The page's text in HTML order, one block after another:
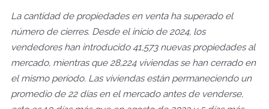
La cantidad de propiedades en venta ha superado el
número de cierres. Desde el inicio de 2024, los
vendedores han introducido 41,573 nuevas propiedades al
mercado, mientras que 28,224 viviendas se han cerrado en
el mismo período. Las viviendas están permaneciendo un
promedio de 22 días en el mercado antes de venderse,